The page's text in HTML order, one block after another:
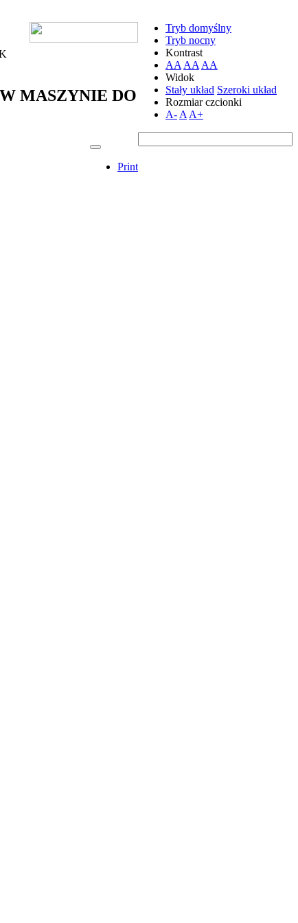
Tryb domyślny
Tryb nocny
Kontrast
AA AA AA
Widok
Stały układ Szeroki układ
Rozmiar czcionki
A- A A+
MASZYNIE DO
Print